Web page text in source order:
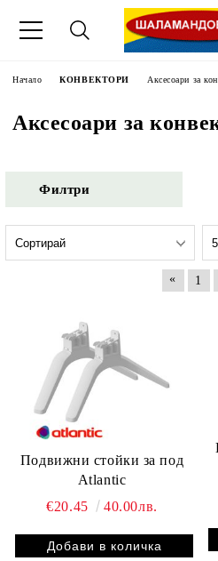
Начало КОНВЕКТОРИ Аксесоари за
Аксесоари за
Филтри
« 1
Подвижни стойки за под
Atlantic
€20.45
40.00лв.